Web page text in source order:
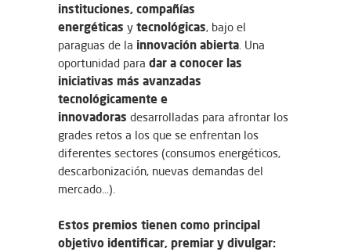
instituciones, compañías
energéticas y tecnológicas, bajo el
paraguas de la innovación abierta. Una
oportunidad para dar a conocer las
iniciativas más avanzadas
tecnológicamente e
innovadoras desarrolladas para afrontar los
grades retos a los que se enfrentan los
diferentes sectores (consumos energéticos,
descarbonización, nuevas demandas del
mercado…).
Estos premios tienen como principal
objetivo identificar, premiar y divulgar: